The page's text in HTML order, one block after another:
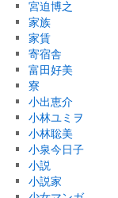
宮迫博之
家族
家賃
寄宿舎
富田好美
寮
小出恵介
小林ユミヲ
小林聡美
小泉今日子
小説
小説家